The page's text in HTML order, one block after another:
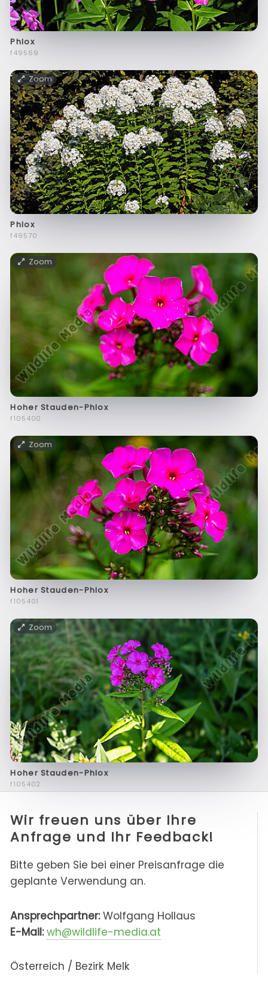
Phlox
f49569
Zoom
Phlox
f49570
Zoom
Hoher Stauden-Phlox
f105400
Zoom
Hoher Stauden-Phlox
f105401
Zoom
Hoher Stauden-Phlox
f105402
Wir freuen uns über Ihre
Anfrage und Ihr Feedback!
Bitte geben Sie bei einer Preisanfrage die
geplante Verwendung an.
Ansprechpartner:Wolfgang Hollaus
E-Mail: wh@wildlife-media.at
Österreich / Bezirk Melk